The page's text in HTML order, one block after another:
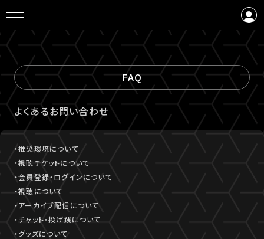
会員登録
FAQ
よくあるお問い合わせ
・推奨環境について
・視聴チケットについて
・会員登録・ログインについて
・視聴について
・アーカイブ配信について
・チャット・投げ銭について
・グッズについて